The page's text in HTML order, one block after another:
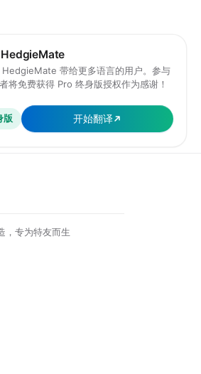
HedgieMate 带给更多语言的用户。参与
将免费获得 Pro 终身版授权作为感谢！
版 开始翻译
，专为特友而生